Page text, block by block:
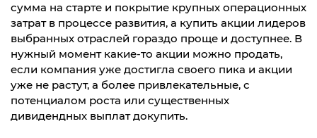
сумма на старте и покрытие крупных операционных
затрат в процессе развития, а купить акции лидеров
выбранных отраслей гораздо проще и доступнее. В
нужный момент какие-то акции можно продать,
если компания уже достигла своего пика и акции
уже не растут, а более привлекательные, с
потенциалом роста или существенных
дивидендных выплат докупить.